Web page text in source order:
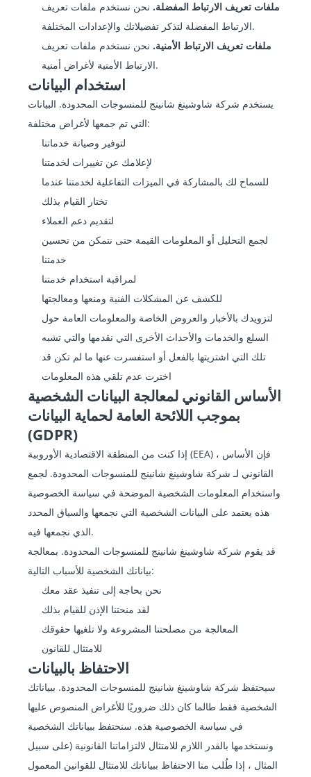
ملفات تعريف الارتباط المفضلة. نحن نستخدم ملفات تعريف
الارتباط المفضلة لتذكر تفضيلاتك والإعدادات المختلفة.
ملفات تعريف الارتباط الأمنية. نحن نستخدم ملفات تعريف
الارتباط الأمنية لأغراض أمنية.
استخدام البيانات
يستخدم شركة شاوشينغ شانينج للمنسوجات المحدودة. البيانات
التي تم جمعها لأغراض مختلفة:
لتوفير وصيانة خدماتنا
لإعلامك عن تغييرات لخدمتنا
للسماح لك بالمشاركة في الميزات التفاعلية لخدمتنا عندما
تختار القيام بذلك
لتقديم دعم العملاء
لجمع التحليل أو المعلومات القيمة حتى نتمكن من تحسين
خدمتنا
لمراقبة استخدام خدمتنا
للكشف عن المشكلات الفنية ومنعها ومعالجتها
لتزويدك بالأخبار والعروض الخاصة والمعلومات العامة حول
السلع والخدمات والأحداث الأخرى التي نقدمها والتي تشبه
تلك التي اشتريتها بالفعل أو استفسرت عنها ما لم تكن قد
اخترت عدم تلقي هذه المعلومات
الأساس القانوني لمعالجة البيانات الشخصية
بموجب اللائحة العامة لحماية البيانات
(GDPR)
إذا كنت من المنطقة الاقتصادية الأوروبية (EEA) ، فإن الأساس
القانوني لـ شركة شاوشينغ شانينج للمنسوجات المحدودة. لجمع
واستخدام المعلومات الشخصية الموضحة في سياسة الخصوصية
هذه يعتمد على البيانات الشخصية التي نجمعها والسياق المحدد
الذي نجمعها فيه.
قد يقوم شركة شاوشينغ شانينج للمنسوجات المحدودة. بمعالجة
بياناتك الشخصية للأسباب التالية:
نحن بحاجة إلى تنفيذ عقد معك
لقد منحتنا الإذن للقيام بذلك
المعالجة من مصلحتنا المشروعة ولا تلغيها حقوقك
للامتثال للقانون
الاحتفاظ بالبيانات
سيحتفظ شركة شاوشينغ شانينج للمنسوجات المحدودة. ببياناتك
الشخصية فقط طالما كان ذلك ضروريًا للأغراض المنصوص عليها
في سياسة الخصوصية هذه. سنحتفظ ببياناتك الشخصية
ونستخدمها بالقدر اللازم للامتثال لالتزاماتنا القانونية (على سبيل
المثال ، إذا طُلب منا الاحتفاظ ببياناتك للامتثال للقوانين المعمول